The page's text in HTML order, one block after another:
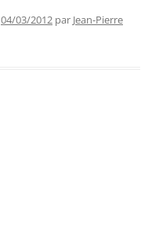
04/03/2012 par Jean-Pierre